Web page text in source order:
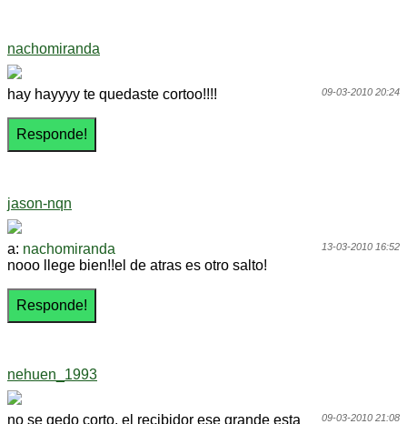
nachomiranda
09-03-2010 20:24
hay hayyyy te quedaste cortoo!!!!
jason-nqn
13-03-2010 16:52
a: nachomiranda
nooo llege bien!!el de atras es otro salto!
nehuen_1993
09-03-2010 21:08
no se qedo corto, el recibidor ese grande esta